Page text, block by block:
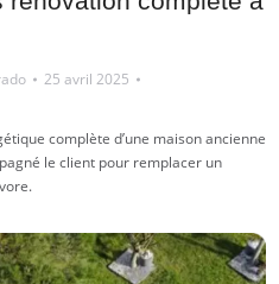
25 avril 2025
complète d’une maison ancienne
le client pour remplacer un